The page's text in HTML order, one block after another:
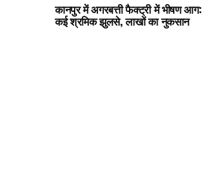
कानपुर में अगरबत्ती फैक्ट्री में भीषण आग:
कई श्रमिक झुलसे, लाखों का नुकसान